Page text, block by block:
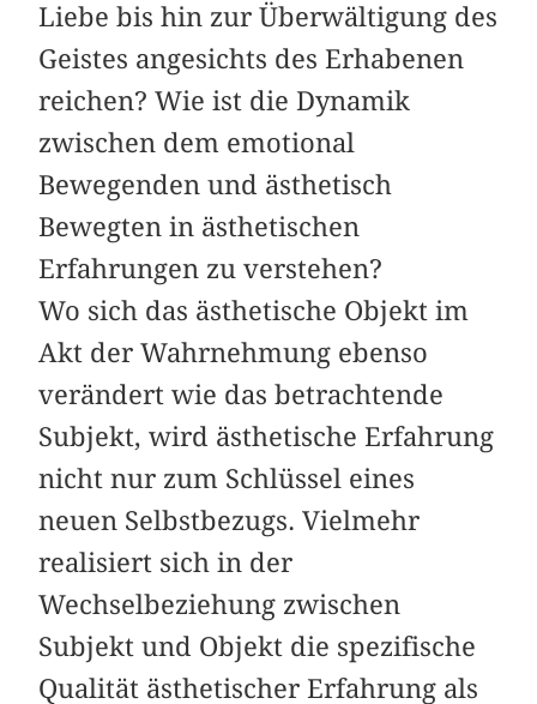
Liebe bis hin zur Überwältigung des
Geistes angesichts des Erhabenen
reichen? Wie ist die Dynamik
zwischen dem emotional
Bewegenden und ästhetisch
Bewegten in ästhetischen
Erfahrungen zu verstehen?
Wo sich das ästhetische Objekt im
Akt der Wahrnehmung ebenso
verändert wie das betrachtende
Subjekt, wird ästhetische Erfahrung
nicht nur zum Schlüssel eines
neuen Selbstbezugs. Vielmehr
realisiert sich in der
Wechselbeziehung zwischen
Subjekt und Objekt die spezifische
Qualität ästhetischer Erfahrung als